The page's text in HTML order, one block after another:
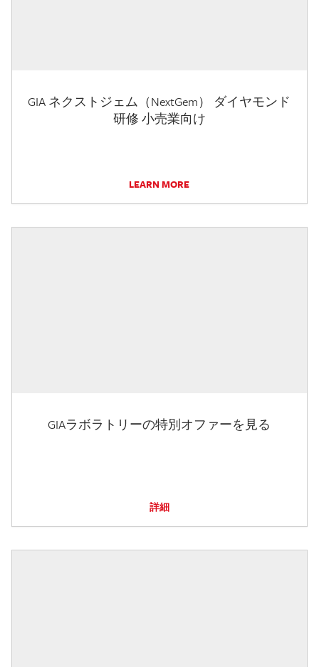
GIA ネクストジェム（NextGem） ダイヤモンド
研修 小売業向け
LEARN MORE
GIAラボラトリーの特別オファーを見る
詳細